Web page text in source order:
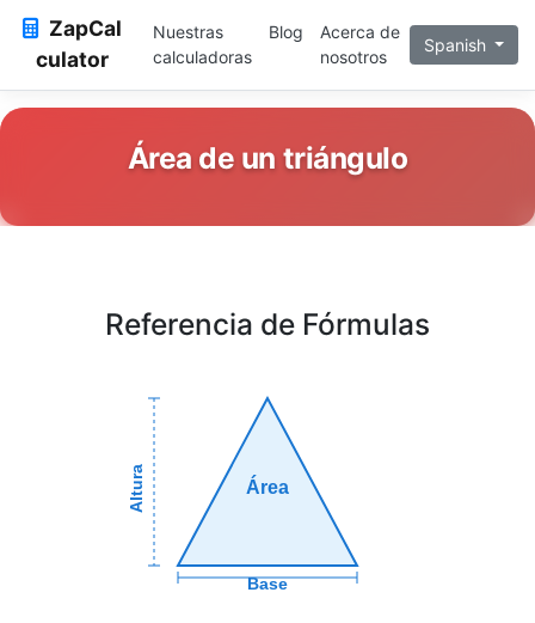
ZapCal
culator
Nuestras
calculadoras
Blog
Acerca de
nosotros
Spanish
Área de un triángulo
Referencia de Fórmulas
Base
Altura Área